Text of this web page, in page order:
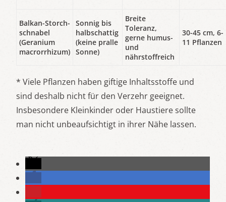
Balkan-Storch-
schnabel
(Geranium
macrorrhizum)
Sonnig bis
halbschattig
(keine pralle
Sonne)
Breite
Toleranz,
gerne humus-
und
nährstoffreich
30-45 cm, 6-
11 Pflanzen
* Viele Pflanzen haben giftige Inhaltsstoffe und
sind deshalb nicht für den Verzehr geeignet.
Insbesondere Kleinkinder oder Haustiere sollte
man nicht unbeaufsichtigt in ihrer Nähe lassen.